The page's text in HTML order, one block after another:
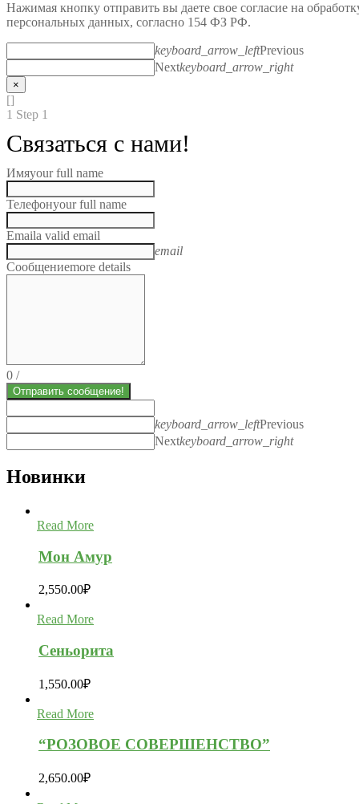
Нажимая кнопку отправить вы даете свое согласие на
персональных данных, согласно 154 ФЗ РФ.
keyboard_arrow_leftPrevious
Nextkeyboard_arrow_right
×
[]
1 Step 1
Связаться с нами!
Имяyour full name
Телефонyour full name
Emaila valid email
email
Сообщениеmore details
0 /
Отправить сообщение!
keyboard_arrow_leftPrevious
Nextkeyboard_arrow_right
Новинки
Read More
Мон Амур
2,550.00₽
Read More
Сеньорита
1,550.00₽
Read More
“РОЗОВОЕ СОВЕРШЕНСТВО”
2,650.00₽